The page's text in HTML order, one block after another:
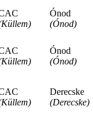
Ónod
(Ónod)
Ónod
(Ónod)
Derecske
(Derecske)